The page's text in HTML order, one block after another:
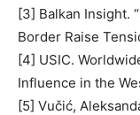
[3] Balkan Insight.
Border Raise
[4] USIC.
Influence in the
[5] Vučić,